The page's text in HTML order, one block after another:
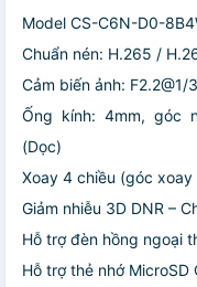
Model CS-C6N-D0-
Chuẩn nén: H.265 /
Cảm biến ảnh: F2.2@1/
Ống kính: 4mm, góc
(Dọc)
Xoay 4 chiều (góc
Giảm nhiễu 3D DNR –
Hỗ trợ đèn hồng ngoại
Hỗ trợ thẻ nhớ MicroSD